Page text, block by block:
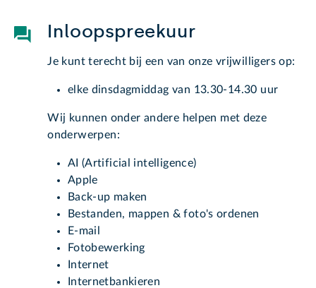
Inloopspreekuur
Je kunt terecht bij een van onze vrijwilligers op:
elke dinsdagmiddag van 13.30-14.30 uur
Wij kunnen onder andere helpen met deze
onderwerpen:
AI (Artificial intelligence)
Apple
Back-up maken
Bestanden, mappen & foto's ordenen
E-mail
Fotobewerking
Internet
Internetbankieren